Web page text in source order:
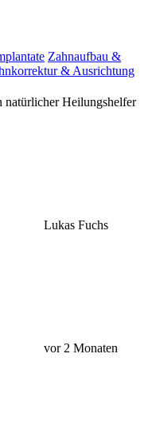
Zahnaufbau &
& Ausrichtung
natürlicher Heilungshelfer
Lukas Fuchs
vor 2 Monaten